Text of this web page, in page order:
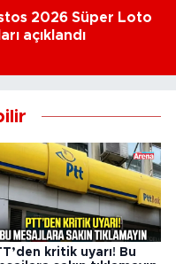
2026 Süper Loto
açıklandı
kritik uyarı! Bu